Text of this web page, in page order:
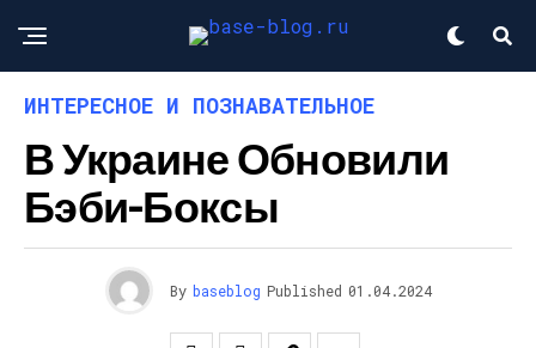
ИНТЕРЕСНОЕ И ПОЗНАВАТЕЛЬНОЕ
В Украине Обновили
Бэби-Боксы
By baseblog Published 01.04.2024